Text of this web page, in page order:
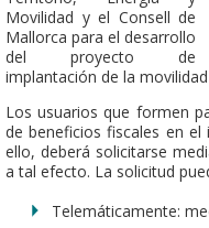
Movilidad y el Consell de
Mallorca para el desarrollo
del proyecto de
implantación de la
Los usuarios que formen
de beneficios fiscales en el
ello, deberá solicitarse
a tal efecto. La solicitud
Telemáticamente: